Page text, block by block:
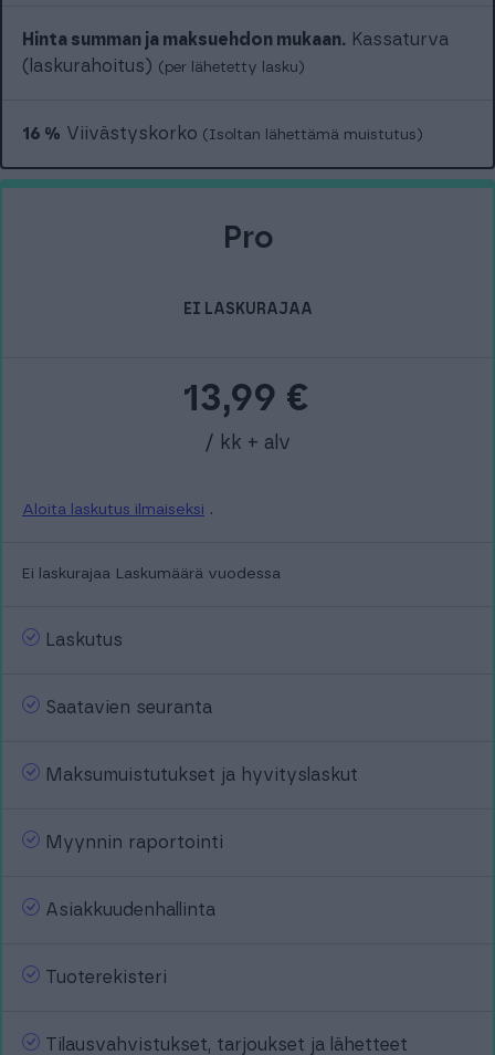
Hinta summan ja maksuehdon mukaan. Kassaturva
(laskurahoitus) (per lähetetty lasku)
16 % Viivästyskorko (Isoltan lähettämä muistutus)
Pro
EI LASKURAJAA
13,99 €
/ kk + alv
Aloita laskutus ilmaiseksi .
Ei laskurajaa Laskumäärä vuodessa
Laskutus
Saatavien seuranta
Maksumuistutukset ja hyvityslaskut
Myynnin raportointi
Asiakkuudenhallinta
Tuoterekisteri
Tilausvahvistukset, tarjoukset ja lähetteet